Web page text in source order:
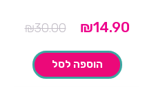
₪30.00
המחיר
היה:
₪14.90
הוספה לסל